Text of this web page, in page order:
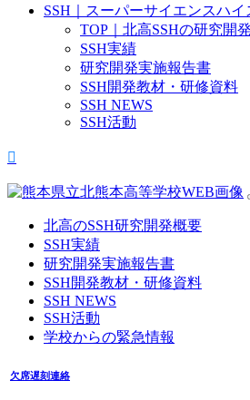
SSH｜スーパーサイエンスハイ
TOP｜北高SSHの研究開
SSH実績
研究開発実施報告書
SSH開発教材・研修資料
SSH NEWS
SSH活動
北高のSSH研究開発概要
SSH実績
研究開発実施報告書
SSH開発教材・研修資料
SSH NEWS
SSH活動
学校からの緊急情報
欠席遅刻連絡